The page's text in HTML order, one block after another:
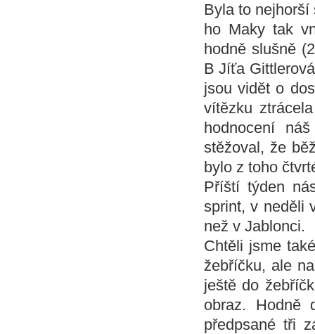
Byla to nejhorší
ho Maky tak
hodně slušně
B Jíťa
jsou vidět o
vítězku
hodnocení
stěžoval, že
bylo z toho
Příští týden
sprint, v neděli
než v Jablonci.
Chtěli jsme
žebříčku, ale
ještě do
obraz. Hodně
předpsané tři